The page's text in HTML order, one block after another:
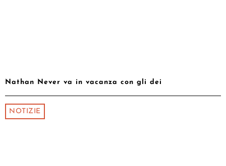
Nathan Never va in vacanza con gli dei
NOTIZIE